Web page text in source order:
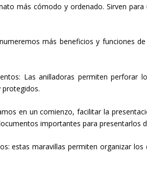
más cómodo y ordenado. Sirven
más beneficios y funciones
Las anilladoras permiten
en un comienzo, facilitar la
importantes para presentarlos
estas maravillas permiten organizar